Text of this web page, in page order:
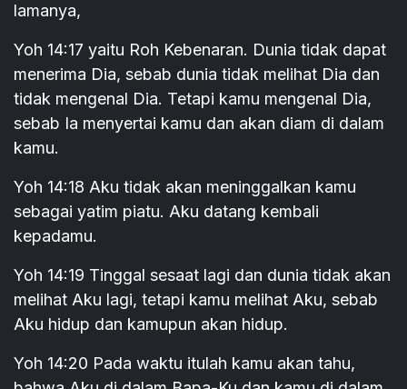
lamanya,
Yoh 14:17 yaitu Roh Kebenaran. Dunia tidak dapat
menerima Dia, sebab dunia tidak melihat Dia dan
tidak mengenal Dia. Tetapi kamu mengenal Dia,
sebab Ia menyertai kamu dan akan diam di dalam
kamu.
Yoh 14:18 Aku tidak akan meninggalkan kamu
sebagai yatim piatu. Aku datang kembali
kepadamu.
Yoh 14:19 Tinggal sesaat lagi dan dunia tidak akan
melihat Aku lagi, tetapi kamu melihat Aku, sebab
Aku hidup dan kamupun akan hidup.
Yoh 14:20 Pada waktu itulah kamu akan tahu,